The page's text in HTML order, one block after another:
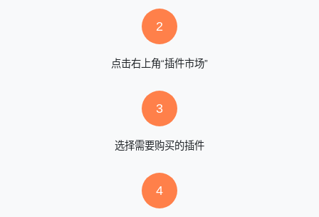
2
点击右上角“插件市场”
3
选择需要购买的插件
4